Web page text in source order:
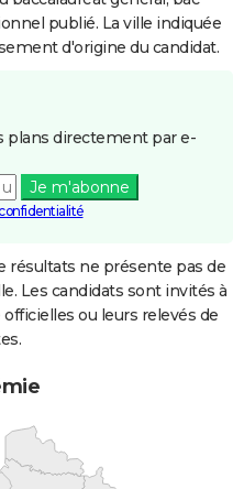
publié. La ville indiquée
d'origine du candidat.
plans directement par e-
Je m'abonne
résultats ne présente pas de
Les candidats sont invités à
ou leurs relevés de